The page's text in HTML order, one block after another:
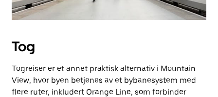
Tog
Togreiser er et annet praktisk alternativ i Mountain
View, hvor byen betjenes av et bybanesystem med
flere ruter, inkludert Orange Line, som forbinder